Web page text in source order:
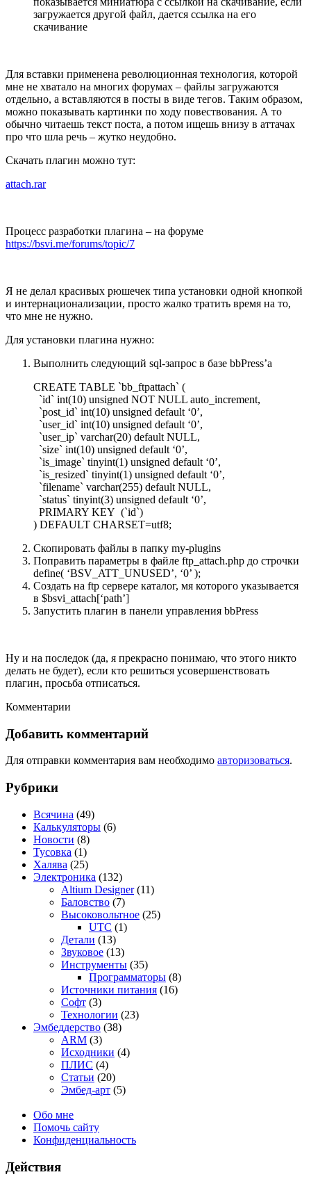
загружается другой файл, дается ссылка на его
скачивание
Для вставки применена революционная технология, которой
мне не хватало на многих форумах – файлы загружаются
отдельно, а вставляются в посты в виде тегов. Таким образом,
можно показывать картинки по ходу повествования. А то
обычно читаешь текст поста, а потом ищешь внизу в аттачах
про что шла речь – жутко неудобно.
Скачать плагин можно тут:
attach.rar
Процесс разработки плагина – на форуме
https://bsvi.me/forums/topic/7
Я не делал красивых рюшечек типа установки одной кнопкой
и интернационализации, просто жалко тратить время на то,
что мне не нужно.
Для установки плагина нужно:
Выполнить следующий sql-запрос в базе bbPress’a
CREATE TABLE `bb_ftpattach` (
`id` int(10) unsigned NOT NULL auto_increment,
`post_id` int(10) unsigned default ‘0’,
`user_id` int(10) unsigned default ‘0’,
`user_ip` varchar(20) default NULL,
`size` int(10) unsigned default ‘0’,
`is_image` tinyint(1) unsigned default ‘0’,
`is_resized` tinyint(1) unsigned default ‘0’,
`filename` varchar(255) default NULL,
`status` tinyint(3) unsigned default ‘0’,
PRIMARY KEY (`id`)
) DEFAULT CHARSET=utf8;
Скопировать файлы в папку my-plugins
Поправить параметры в файле ftp_attach.php до строчки
define( ‘BSV_ATT_UNUSED’, ‘0’ );
Создать на ftp сервере каталог, мя которого указывается
в $bsvi_attach[‘path’]
Запустить плагин в панели управления bbPress
Ну и на последок (да, я прекрасно понимаю, что этого никто
делать не будет), если кто решиться усовершенствовать
плагин, просьба отписаться.
Комментарии
Добавить комментарий
Для отправки комментария вам необходимо авторизоваться.
Рубрики
Всячина (49)
Калькуляторы (6)
Новости (8)
Тусовка (1)
Халява (25)
Электроника (132)
Altium Designer(11)
Баловство (7)
Высоковольтное (25)
UTC (1)
Детали (13)
Звуковое (13)
Инструменты (35)
Программаторы (8)
Источники питания (16)
Софт (3)
Технологии (23)
Эмбеддерство (38)
ARM (3)
Исходники (4)
ПЛИС (4)
Статьи (20)
Эмбед-арт (5)
Обо мне
Помочь сайту
Конфиденциальность
Действия